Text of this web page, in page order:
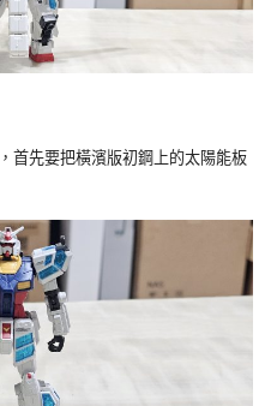
首先要把橫濱版初鋼上的太陽能板